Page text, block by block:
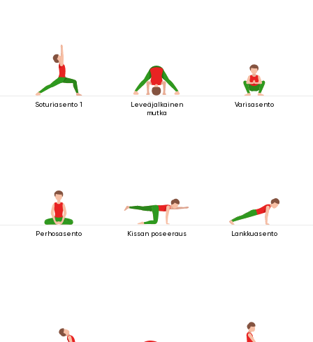
Soturiasento 1
Leveäjalkainen
mutka
Varisasento
Perhosasento Kissan poseeraus Lankkuasento